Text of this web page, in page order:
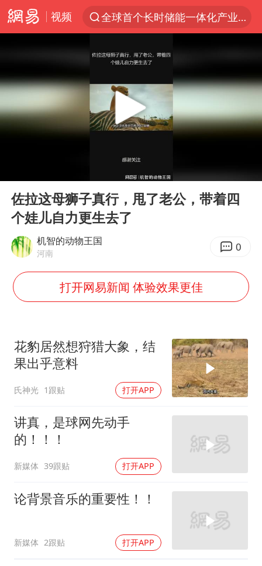
视频
全球首个长时储能一体化产业园量产
泉州市委书记张毅恭被查
台风白海豚已进入24小时警戒线
胜宏科技：股票交易异常波动
“秋天的第一杯奶茶”6岁了
上海：台风白海豚或将带来龙卷风
中巨芯：上半年归母净利润1405.77万元
国乒男单横滨冠军赛全军覆没
38岁演员求职万岁山NPC成功
美股存储板块集体大跌
U17国足点球大战淘汰河床晋级决赛
日本试射“战斧”导弹，国防部回应
中国女篮70-67险胜尼日利亚女篮
名创优品回应女子吐槽内裤质量差
夯实基础开新局
Play
佐拉这母狮子真行，甩了老公，带着四
个娃儿自力更生去了
机智的动物王国
河南 0
打开网易新闻 体验效果更佳
花豹居然想狩猎大象，结
果出乎意料
氏神光 1跟贴 打开APP
讲真，是球网先动手
的！！！
新媒体 39跟贴 打开APP
论背景音乐的重要性！！
新媒体 2跟贴 打开APP